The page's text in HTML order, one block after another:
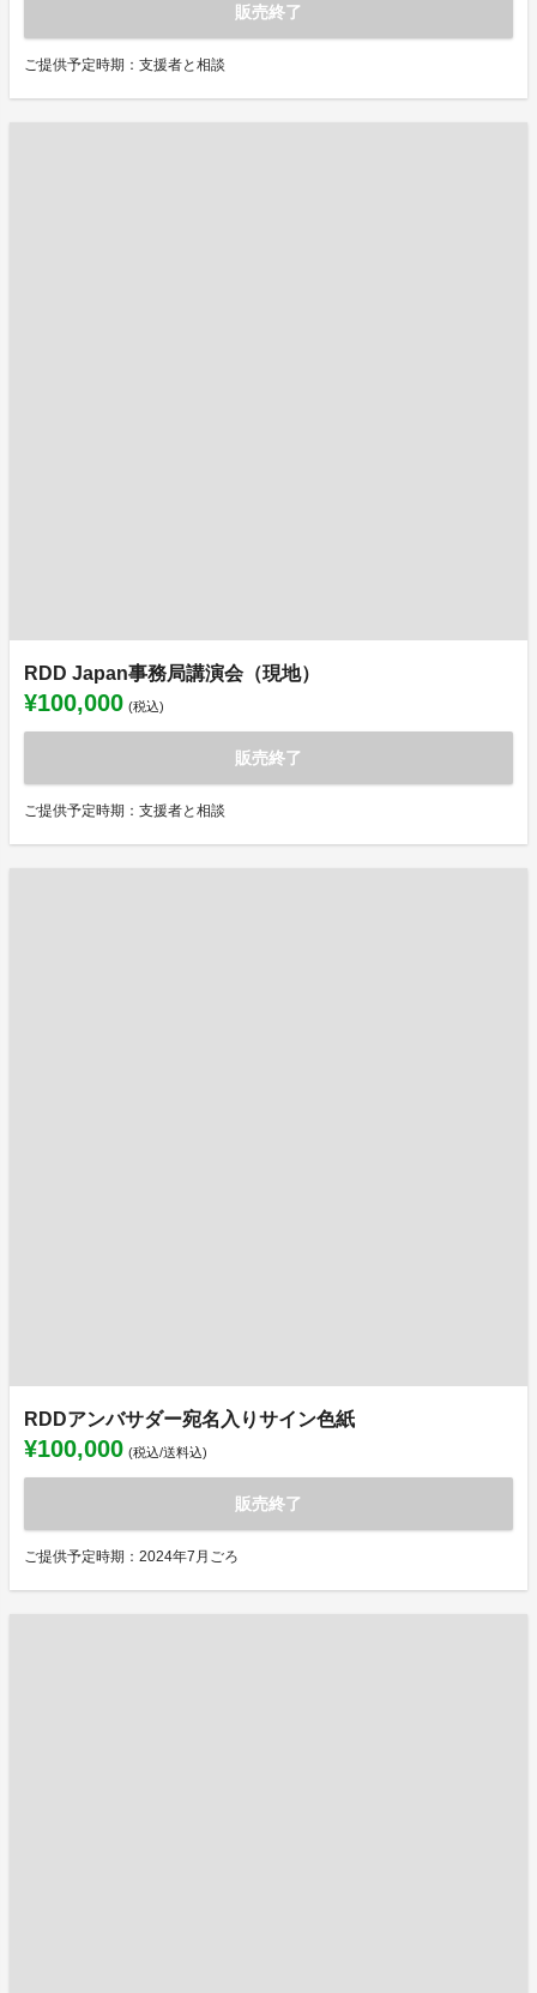
販売終了
ご提供予定時期：支援者と相談
RDD Japan事務局講演会（現地）
¥100,000 (税込)
販売終了
ご提供予定時期：支援者と相談
RDDアンバサダー宛名入りサイン色紙
¥100,000 (税込/送料込)
販売終了
ご提供予定時期：2024年7月ごろ